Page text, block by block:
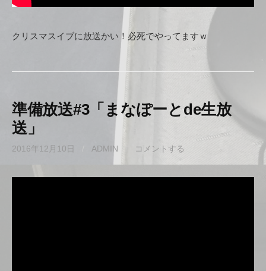
クリスマスイブに放送かい！必死でやってますｗ
準備放送#3「まなぽーとde生放
送」
2016年12月10日 ADMIN コメントする